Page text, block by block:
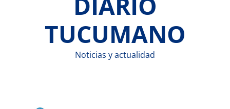
TUCUMANO
Noticias y actualidad